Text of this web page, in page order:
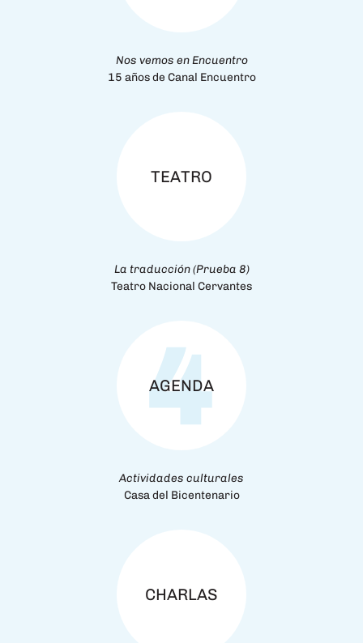
Nos vemos en Encuentro
15 años de Canal Encuentro
TEATRO
La traducción (Prueba 8)
Teatro Nacional Cervantes
AGENDA
Actividades culturales
Casa del Bicentenario
CHARLAS